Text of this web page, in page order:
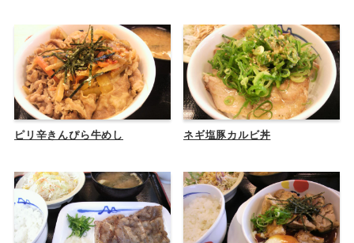
ピリ辛きんぴら牛めし ネギ塩豚カルビ丼